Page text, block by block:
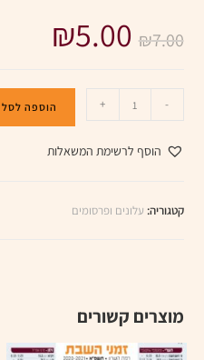
₪7.00
₪5.00
-
+ הוספה לסל
הוסף לרשימת המשאלות
קטגוריה: עלונים ופרסומים
מוצרים קשורים